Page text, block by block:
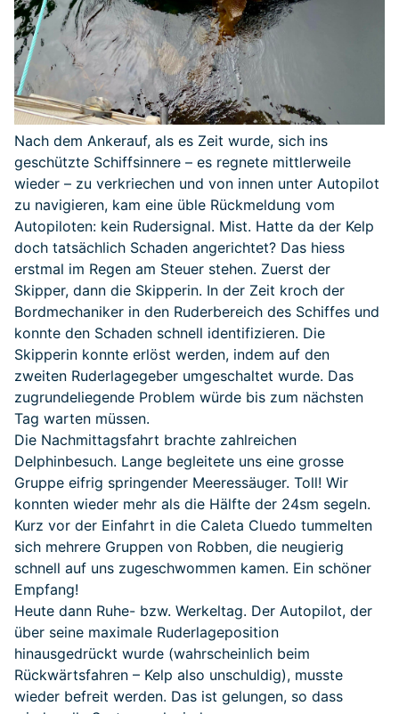
Nach dem Ankerauf, als es Zeit wurde, sich ins
geschützte Schiffsinnere – es regnete mittlerweile
wieder – zu verkriechen und von innen unter Autopilot
zu navigieren, kam eine üble Rückmeldung vom
Autopiloten: kein Rudersignal. Mist. Hatte da der Kelp
doch tatsächlich Schaden angerichtet? Das hiess
erstmal im Regen am Steuer stehen. Zuerst der
Skipper, dann die Skipperin. In der Zeit kroch der
Bordmechaniker in den Ruderbereich des Schiffes und
konnte den Schaden schnell identifizieren. Die
Skipperin konnte erlöst werden, indem auf den
zweiten Ruderlagegeber umgeschaltet wurde. Das
zugrundeliegende Problem würde bis zum nächsten
Tag warten müssen.
Die Nachmittagsfahrt brachte zahlreichen
Delphinbesuch. Lange begleitete uns eine grosse
Gruppe eifrig springender Meeressäuger. Toll! Wir
konnten wieder mehr als die Hälfte der 24sm segeln.
Kurz vor der Einfahrt in die Caleta Cluedo tummelten
sich mehrere Gruppen von Robben, die neugierig
schnell auf uns zugeschwommen kamen. Ein schöner
Empfang!
Heute dann Ruhe- bzw. Werkeltag. Der Autopilot, der
über seine maximale Ruderlageposition
hinausgedrückt wurde (wahrscheinlich beim
Rückwärtsfahren – Kelp also unschuldig), musste
wieder befreit werden. Das ist gelungen, so dass